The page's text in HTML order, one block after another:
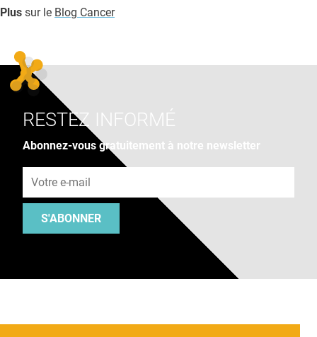
Plus sur le Blog Cancer
RESTEZ INFORMÉ
Abonnez-vous gratuitement à notre newsletter
S'ABONNER